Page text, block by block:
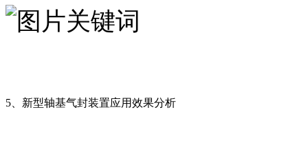
5、新型轴基气封装置应用效果分析